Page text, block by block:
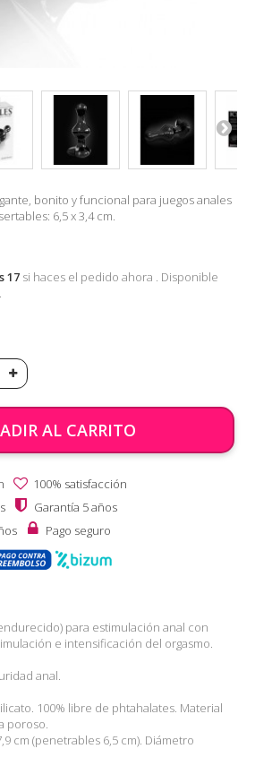
bonito y funcional para juegos anales
6,5 x 3,4 cm.
17 si haces el pedido ahora . Disponible
AL CARRITO
100% satisfacción
Garantía 5 años
Pago seguro
para estimulación anal con
e intensificación del orgasmo.
anal.
100% libre de phtahalates. Material
poroso.
cm (penetrables 6,5 cm). Diámetro